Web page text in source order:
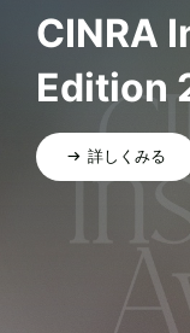
CINRA
Edition
詳しくみる